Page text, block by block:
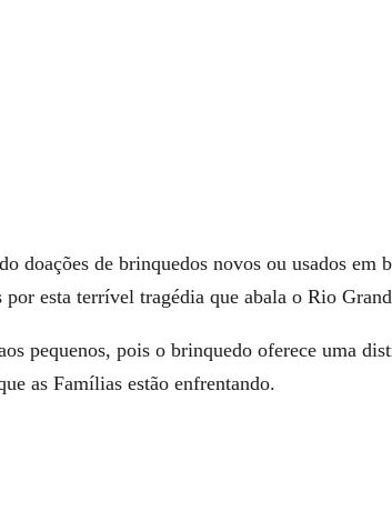
doações de brinquedos novos ou usados em
por esta terrível tragédia que abala o Rio
pequenos, pois o brinquedo oferece uma
as Famílias estão enfrentando.